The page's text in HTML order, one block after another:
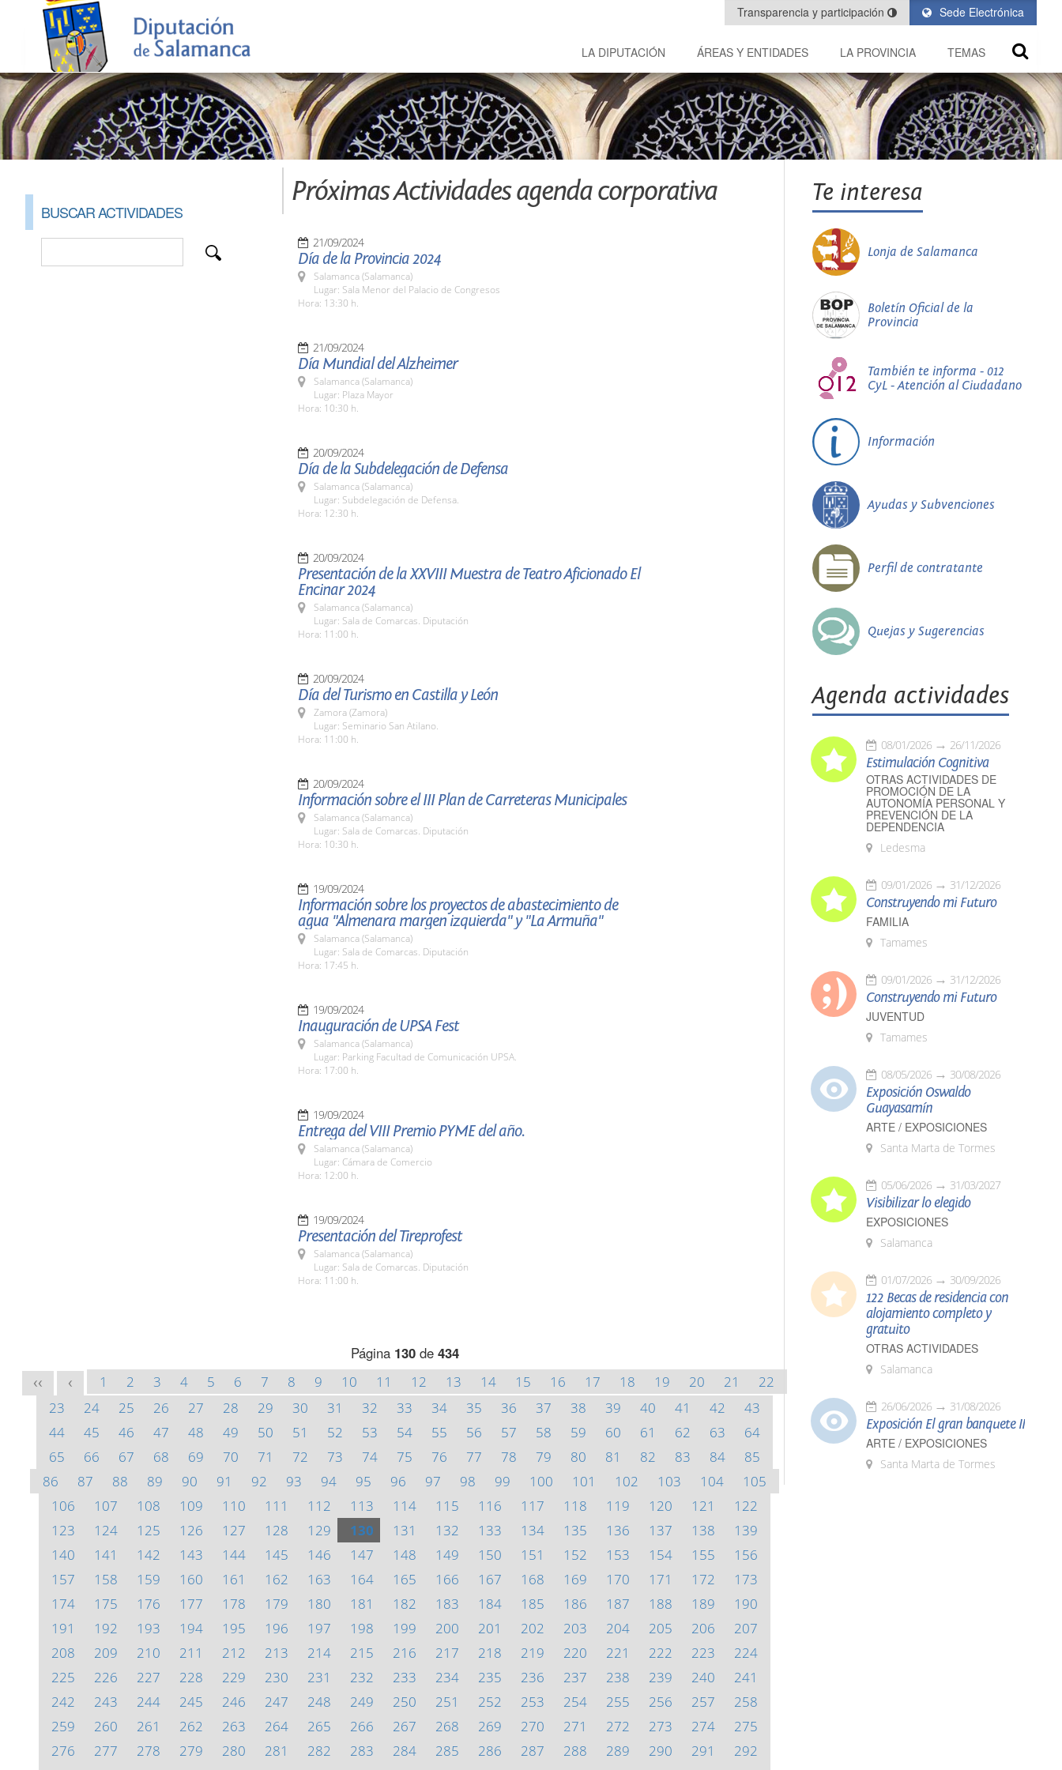
Sede Electrónica
Transparencia y participación
LA DIPUTACIÓN ÁREAS Y ENTIDADES LA PROVINCIA TEMAS
BUSCAR ACTIVIDADES
Próximas Actividades agenda corporativa
21/09/2024
Día de la Provincia 2024
Salamanca (Salamanca)
Lugar: Sala Menor del Palacio de Congresos
Hora: 13:30 h.
21/09/2024
Día Mundial del Alzheimer
Salamanca (Salamanca)
Lugar: Plaza Mayor
Hora: 10:30 h.
20/09/2024
Día de la Subdelegación de Defensa
Salamanca (Salamanca)
Lugar: Subdelegación de Defensa.
Hora: 12:30 h.
20/09/2024
Presentación de la XXVIII Muestra de Teatro Aficionado El
Encinar 2024
Salamanca (Salamanca)
Lugar: Sala de Comarcas. Diputación
Hora: 11:00 h.
20/09/2024
Día del Turismo en Castilla y León
Zamora (Zamora)
Lugar: Seminario San Atilano.
Hora: 11:00 h.
20/09/2024
Información sobre el III Plan de Carreteras Municipales
Salamanca (Salamanca)
Lugar: Sala de Comarcas. Diputación
Hora: 10:30 h.
19/09/2024
Información sobre los proyectos de abastecimiento de
agua "Almenara margen izquierda" y "La Armuña"
Salamanca (Salamanca)
Lugar: Sala de Comarcas. Diputación
Hora: 17:45 h.
19/09/2024
Inauguración de UPSA Fest
Salamanca (Salamanca)
Lugar: Parking Facultad de Comunicación UPSA.
Hora: 17:00 h.
19/09/2024
Entrega del VIII Premio PYME del año.
Salamanca (Salamanca)
Lugar: Cámara de Comercio
Hora: 12:00 h.
19/09/2024
Presentación del Tireprofest
Salamanca (Salamanca)
Lugar: Sala de Comarcas. Diputación
Hora: 11:00 h.
Página 130de 434
<< < 1 2 3 4 5 6 7 8 9 10 11 12 13 14 15 16 17 18 19 20 21
22
23
24 25 26 27 28 29 30 31 32 33 34 35 36 37 38 39 40 41 42
43
44
45 46 47 48 49 50 51 52 53 54 55 56 57 58 59 60 61 62 63
64
65
66 67 68 69 70 71 72 73 74 75 76 77 78 79 80 81 82 83 84
85
86
87 88 89 90 91 92 93 94 95 96 97 98 99 100 101 102 103 104
105
106
107 108 109 110 111 112 113 114 115 116 117 118 119 120 121
122
123
124 125 126 127 128 129 130 131 132 133 134 135 136 137 138
139
140
141 142 143 144 145 146 147 148 149 150 151 152 153 154 155
156
157
158 159 160 161 162 163 164 165 166 167 168 169 170 171 172
173
174
175 176 177 178 179 180 181 182 183 184 185 186 187 188 189
190
191
192 193 194 195 196 197 198 199 200 201 202 203 204 205 206
207
208
209 210 211 212 213 214 215 216 217 218 219 220 221 222 223
224
225
226 227 228 229 230 231 232 233 234 235 236 237 238 239 240
241
242
243 244 245 246 247 248 249 250 251 252 253 254 255 256 257
258
259
260 261 262 263 264 265 266 267 268 269 270 271 272 273 274
275
276
277 278 279 280 281 282 283 284 285 286 287 288 289 290 291
292
Te interesa
Lonja de Salamanca
Boletín Oficial de la
Provincia
También te informa - 012
CyL - Atención al Ciudadano
Información
Ayudas y Subvenciones
Perfil de contratante
Quejas y Sugerencias
Agenda actividades
08/01/2026 26/11/2026
Estimulación Cognitiva
OTRAS ACTIVIDADES DE
PROMOCIÓN DE LA
AUTONOMÍA PERSONAL Y
PREVENCIÓN DE LA
DEPENDENCIA
Ledesma
09/01/2026 31/12/2026
Construyendo mi Futuro
FAMILIA
Tamames
09/01/2026 31/12/2026
Construyendo mi Futuro
JUVENTUD
Tamames
08/05/2026 30/08/2026
Exposición Oswaldo
Guayasamín
ARTE / EXPOSICIONES
Santa Marta de Tormes
05/06/2026 31/03/2027
Visibilizar lo elegido
EXPOSICIONES
Salamanca
01/07/2026 30/09/2026
122 Becas de residencia con
alojamiento completo y
gratuito
OTRAS ACTIVIDADES
Salamanca
26/06/2026 31/08/2026
Exposición El gran banquete II
ARTE / EXPOSICIONES
Santa Marta de Tormes